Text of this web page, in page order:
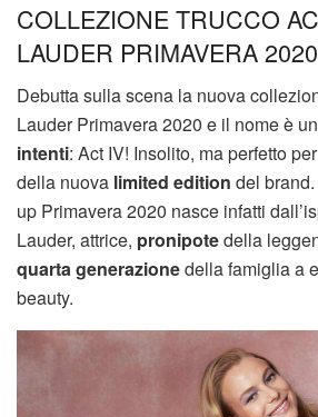
COLLEZIONE TRUCCO
LAUDER PRIMAVERA 2020
Debutta sulla scena la nuova
Lauder Primavera 2020 e il nome è
intenti: Act IV! Insolito, ma perfetto
della nuova limited edition del
up Primavera 2020 nasce infatti
Lauder, attrice, pronipotedella
quarta generazionedella famiglia a
beauty.